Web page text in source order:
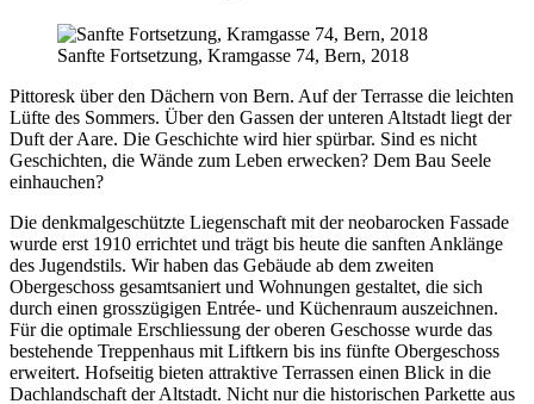
Sanfte Fortsetzung, Kramgasse 74, Bern, 2018
Pittoresk über den Dächern von Bern. Auf der Terrasse die leichten
Lüfte des Sommers. Über den Gassen der unteren Altstadt liegt der
Duft der Aare. Die Geschichte wird hier spürbar. Sind es nicht
Geschichten, die Wände zum Leben erwecken? Dem Bau Seele
einhauchen?
Die denkmalgeschützte Liegenschaft mit der neobarocken Fassade
wurde erst 1910 errichtet und trägt bis heute die sanften Anklänge
des Jugendstils. Wir haben das Gebäude ab dem zweiten
Obergeschoss gesamtsaniert und Wohnungen gestaltet, die sich
durch einen grosszügigen Entrée- und Küchenraum auszeichnen.
Für die optimale Erschliessung der oberen Geschosse wurde das
bestehende Treppenhaus mit Liftkern bis ins fünfte Obergeschoss
erweitert. Hofseitig bieten attraktive Terrassen einen Blick in die
Dachlandschaft der Altstadt. Nicht nur die historischen Parkette aus